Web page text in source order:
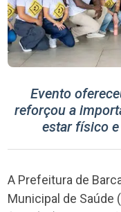
Evento
reforçou a
estar físico
A Prefeitura de
Municipal de Saúde